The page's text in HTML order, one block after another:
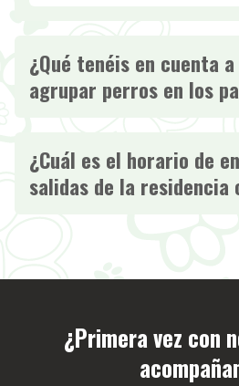
¿Qué tenéis en cuenta
agrupar perros en los
¿Cuál es el horario de
salidas de la residencia
¿Primera vez con